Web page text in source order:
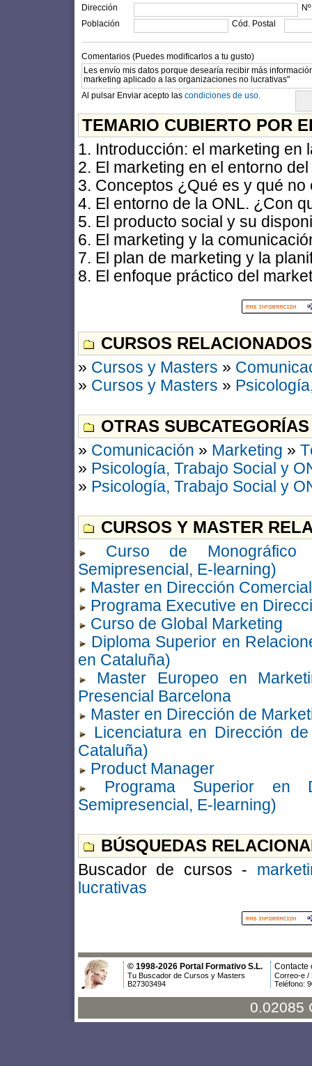
Dirección
Nº
Población
Cód. Postal
Comentarios (Puedes modificarlos a tu gusto)
Al pulsar Enviar acepto las condiciones de uso.
TEMARIO CUBIERTO POR
1. Introducción: el marketing en
2. El marketing en el entorno
3. Conceptos ¿Qué es y qué
4. El entorno de la ONL. ¿Con
5. El producto social y su
6. El marketing y la
7. El plan de marketing y la
8. El enfoque práctico del
CURSOS
» Cursos y Masters »
» Cursos y Masters »
OTRAS
» Comunicación » Marketing »
» Psicología, Trabajo Social y
» Psicología, Trabajo Social y
CURSOS Y MASTER
Curso de Monográfico
Semipresencial, E-learning)
Master en Dirección
Programa Executive en
Curso de Global Marketing
Diploma Superior en
en Cataluña)
Master Europeo en
Presencial Barcelona
Master en Dirección de
Licenciatura en Dirección
Cataluña)
Product Manager
Programa Superior en
Semipresencial, E-learning)
BÚSQUEDAS
Buscador de cursos -
lucrativas
© 1998-2026 Portal Formativo S.L.
Tu Buscador de Cursos y Masters
B27303494
Contacte
Correo-e /
Teléfono:
0.02085